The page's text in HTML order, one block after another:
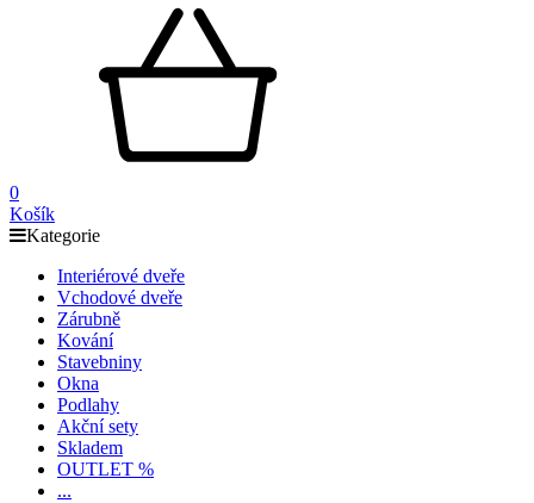
0
Košík
Kategorie
Interiérové dveře
Vchodové dveře
Zárubně
Kování
Stavebniny
Okna
Podlahy
Akční sety
Skladem
OUTLET %
...